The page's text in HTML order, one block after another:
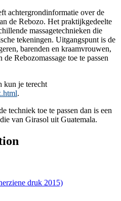
achtergrondinformatie over de
de Rebozo. Het praktijkgedeelte
massagetechnieken die
tekeningen. Uitgangspunt is de
barenden en kraamvrouwen,
Rebozomassage toe te passen
kun je terecht
.
techniek toe te passen dan is een
van Girasol uit Guatemala.
druk 2015)